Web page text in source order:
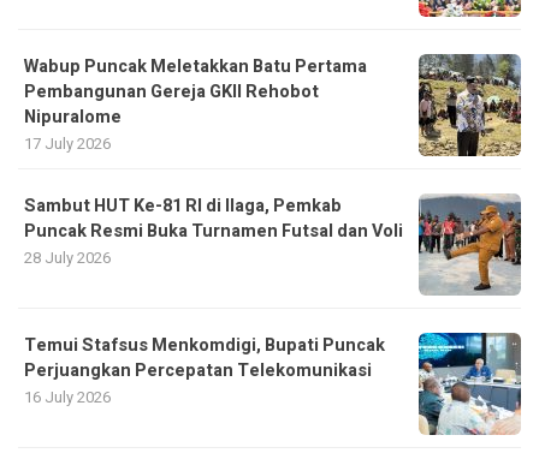
Wabup Puncak Meletakkan Batu Pertama
Pembangunan Gereja GKII Rehobot
Nipuralome
17 July 2026
Sambut HUT Ke-81 RI di Ilaga, Pemkab
Puncak Resmi Buka Turnamen Futsal dan Voli
28 July 2026
Temui Stafsus Menkomdigi, Bupati Puncak
Perjuangkan Percepatan Telekomunikasi
16 July 2026